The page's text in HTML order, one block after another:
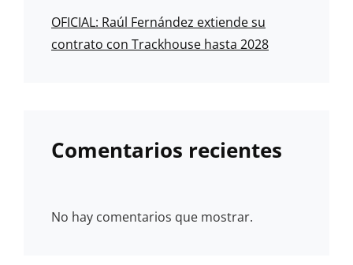
OFICIAL: Raúl Fernández extiende su
contrato con Trackhouse hasta 2028
Comentarios recientes
No hay comentarios que mostrar.